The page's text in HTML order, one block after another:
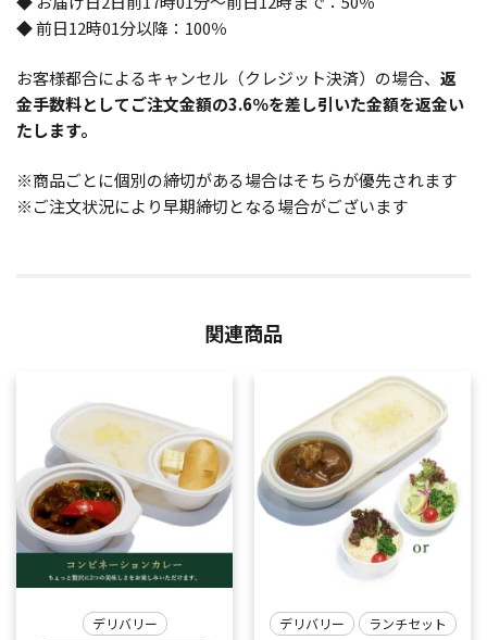
◆ 前日12時01分以降：100％
お客様都合によるキャンセル（クレジット決済）の場合、 返
金手数料としてご注文金額の3.6％を差し引いた金額を返金い
たします。
※商品ごとに個別の締切がある場合はそちらが優先されます
※ご注文状況により早期締切となる場合がございます
関連商品
デリバリー
デリバリー ランチセット